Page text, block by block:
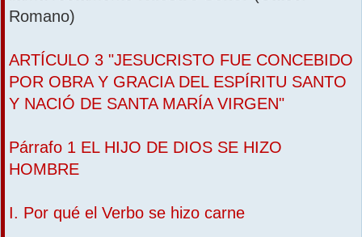
Romano)
ARTÍCULO 3 "JESUCRISTO FUE CONCEBIDO
POR OBRA Y GRACIA DEL ESPÍRITU SANTO
Y NACIÓ DE SANTA MARÍA VIRGEN"
Párrafo 1 EL HIJO DE DIOS SE HIZO
HOMBRE
I. Por qué el Verbo se hizo carne